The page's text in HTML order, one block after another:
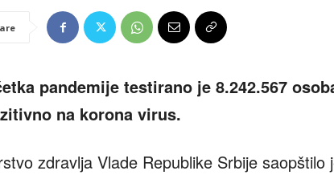
pandemije testirano je 8.242.567
na korona virus.
zdravlja Vlade Republike Srbije saopštilo